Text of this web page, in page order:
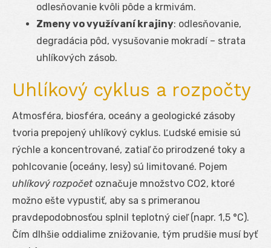
odlesňovanie kvôli pôde a krmivám.
Zmeny vo využívaní krajiny: odlesňovanie,
degradácia pôd, vysušovanie mokradí – strata
uhlíkových zásob.
Uhlíkový cyklus a rozpočty
Atmosféra, biosféra, oceány a geologické zásoby
tvoria prepojený uhlíkový cyklus. Ľudské emisie sú
rýchle a koncentrované, zatiaľ čo prirodzené toky a
pohlcovanie (oceány, lesy) sú limitované. Pojem
uhlíkový rozpočetoznačuje množstvo CO2, ktoré
možno ešte vypustiť, aby sa s primeranou
pravdepodobnosťou splnil teplotný cieľ (napr. 1,5 °C).
Čím dlhšie oddialime znižovanie, tým prudšie musí byť